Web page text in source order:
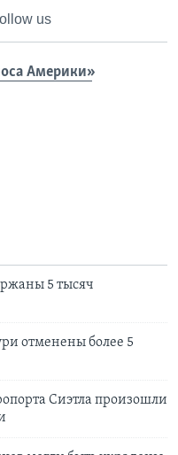
us
Америки»
5 тысяч
отменены более 5
Сиэтла произошли